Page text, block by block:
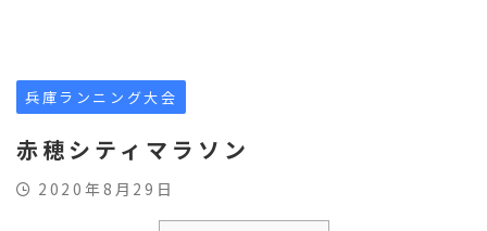
兵庫ランニング大会
赤穂シティマラソン
2020年8月29日